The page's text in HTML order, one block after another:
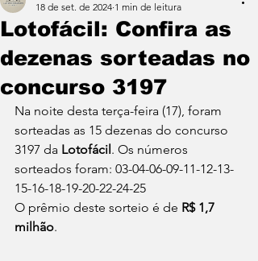
Lotofácil: Confira as
dezenas sorteadas no
concurso 3197
18 de set. de 2024 1 min de leitura
Na noite desta terça-feira (17), foram
sorteadas as 15 dezenas do concurso
3197 da Lotofácil. Os números
sorteados foram: 03-04-06-09-11-12-13-
15-16-18-19-20-22-24-25
O prêmio deste sorteio é de R$ 1,7
milhão.